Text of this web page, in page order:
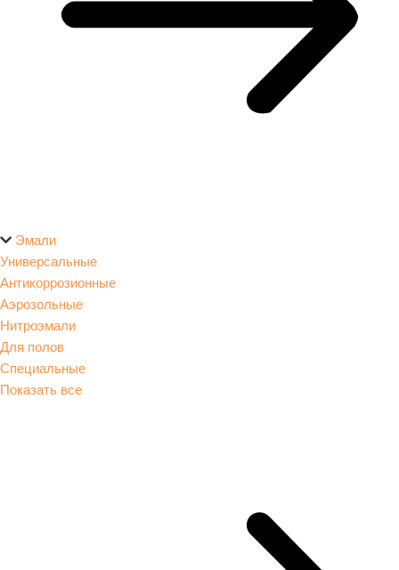
Эмали
Универсальные
Антикоррозионные
Аэрозольные
Нитроэмали
Для полов
Специальные
Показать все